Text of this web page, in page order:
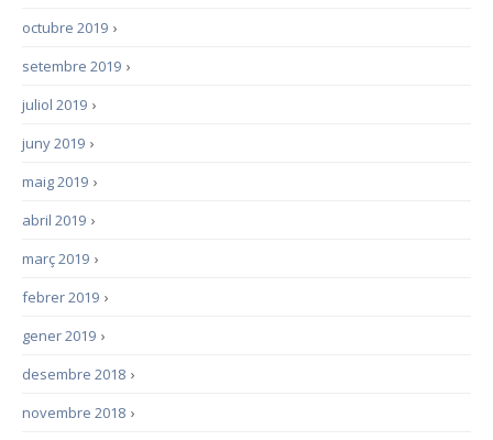
›
octubre 2019
›
setembre 2019
›
juliol 2019
›
juny 2019
›
maig 2019
›
abril 2019
›
març 2019
›
febrer 2019
›
gener 2019
›
desembre 2018
›
novembre 2018